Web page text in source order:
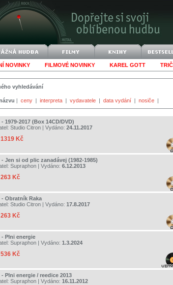
NOVINKY FILMOVÉ NOVINKY KAREL GOTT
vyhledávání
| ceny | interpreta | vydavatele | data vydání | nosiče |
1979-2017 (Box 14CD/DVD)
Studio Citron | Vydáno: 24.11.2017
1319 Kč
Jen si od plic zanadávej (1982-1985)
Supraphon | Vydáno: 6.12.2013
263 Kč
Obratník Raka
Studio Citron | Vydáno: 17.8.2017
263 Kč
Plni energie
Supraphon | Vydáno: 1.3.2024
536 Kč
Plni energie / reedice 2013
Supraphon | Vydáno: 16.11.2012